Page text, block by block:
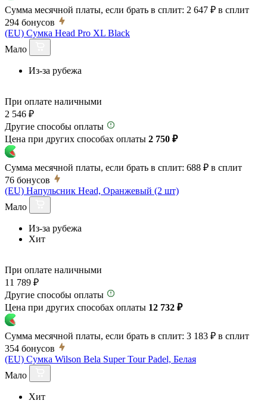
Сумма месячной платы, если брать в сплит: 2 647 ₽ в сплит
294 бонусов
(EU) Сумка Head Pro XL Black
Мало
Из-за рубежа
При оплате наличными
2 546 ₽
Другие способы оплаты
Цена при других способах оплаты 2 750 ₽
Сумма месячной платы, если брать в сплит: 688 ₽ в сплит
76 бонусов
(EU) Напульсник Head, Оранжевый (2 шт)
Мало
Из-за рубежа
Хит
При оплате наличными
11 789 ₽
Другие способы оплаты
Цена при других способах оплаты 12 732 ₽
Сумма месячной платы, если брать в сплит: 3 183 ₽ в сплит
354 бонусов
(EU) Сумка Wilson Bela Super Tour Padel, Белая
Мало
Хит